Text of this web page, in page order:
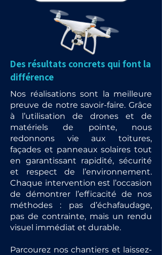
Des résultats concrets qui font la
différence
Nos réalisations sont la meilleure
preuve de notre savoir-faire. Grâce
à l’utilisation de drones et de
matériels de pointe, nous
redonnons vie aux toitures,
façades et panneaux solaires tout
en garantissant rapidité, sécurité
et respect de l’environnement.
Chaque intervention est l’occasion
de démontrer l’efficacité de nos
méthodes : pas d’échafaudage,
pas de contrainte, mais un rendu
visuel immédiat et durable.
Parcourez nos chantiers et laissez-